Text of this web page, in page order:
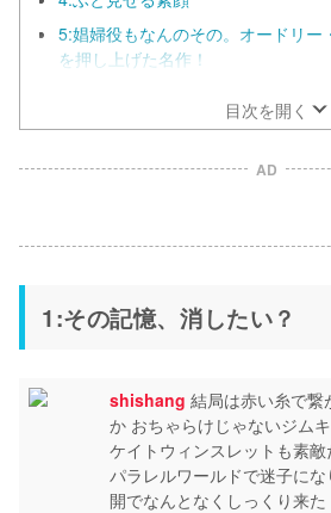
5:娼婦役もなんのその。オードリー
を押し上げた名作！
目次を開く
AD
1:その記憶、消したい？
shishang 結局は赤い糸で繋
か おちゃらけじゃないジム
ケイトウィンスレットも素
パラレルワールドで迷子に
開でなんとなくしっくり来た